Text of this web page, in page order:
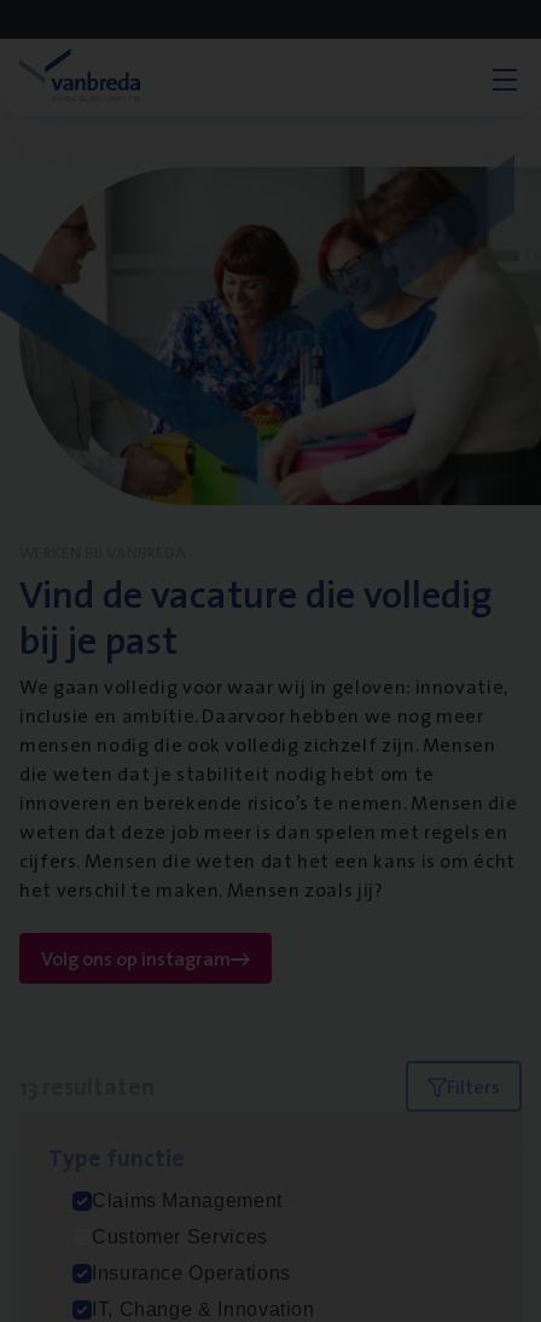
Vind de vacature die volledig
bij je past
We gaan volledig voor waar wij in geloven: innovatie,
inclusie en ambitie. Daarvoor hebben we nog meer
mensen nodig die ook volledig zichzelf zijn. Mensen
die weten dat je stabiliteit nodig hebt om te
innoveren en berekende risico’s te nemen. Mensen die
weten dat deze job meer is dan spelen met regels en
cijfers. Mensen die weten dat het een kans is om écht
het verschil te maken. Mensen zoals jij?
Volg ons op instagram
Filters
Claims Management
Customer Services
Insurance Operations
IT, Change & Innovation
Dos­sier­be­heer­der ver­ze­ke­rin­gen — Soci­al
Pro­fit en Public
Insurance Operations
Antwerpen